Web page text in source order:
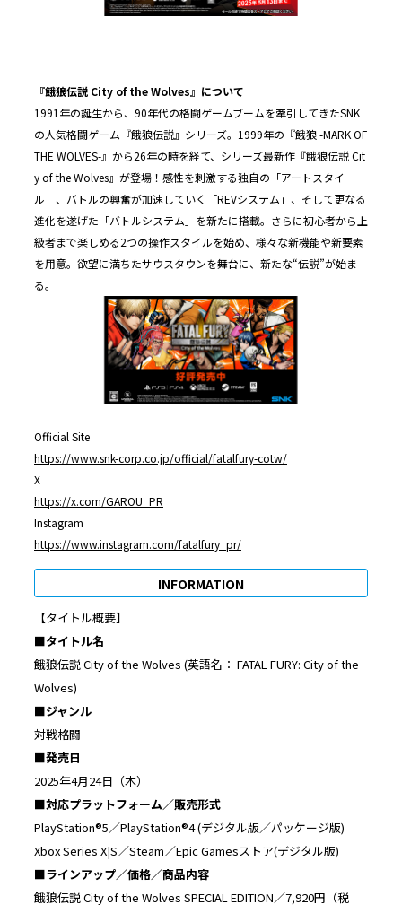
『餓狼伝説 City of the Wolves』について
1991年の誕生から、90年代の格闘ゲームブームを牽引してきたSNK
の人気格闘ゲーム『餓狼伝説』シリーズ。1999年の『餓狼 -MARK OF
THE WOLVES-』から26年の時を経て、シリーズ最新作『餓狼伝説 Cit
y of the Wolves』が登場！感性を刺激する独自の「アートスタイ
ル」、バトルの興奮が加速していく「REVシステム」、そして更なる
進化を遂げた「バトルシステム」を新たに搭載。さらに初心者から上
級者まで楽しめる2つの操作スタイルを始め、様々な新機能や新要素
を用意。欲望に満ちたサウスタウンを舞台に、新たな“伝説”が始ま
る。
Official Site
https://www.snk-corp.co.jp/official/fatalfury-cotw/
X
https://x.com/GAROU_PR
Instagram
https://www.instagram.com/fatalfury_pr/
INFORMATION
【タイトル概要】
■タイトル名
餓狼伝説 City of the Wolves (英語名： FATAL FURY: City of the
Wolves)
■ジャンル
対戦格闘
■発売日
2025年4月24日（木）
■対応プラットフォーム／販売形式
PlayStation®5／PlayStation®4 (デジタル版／パッケージ版)
Xbox Series X|S／Steam／Epic Gamesストア(デジタル版)
■ラインアップ／価格／商品内容
餓狼伝説 City of the Wolves SPECIAL EDITION／7,920円（税